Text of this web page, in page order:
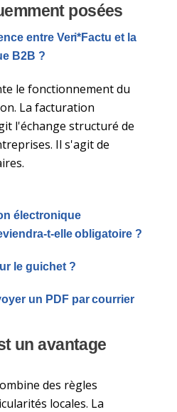
posées
entre Veri*Factu et la
B2B ?
le fonctionnement du
La facturation
l'échange structuré de
Il s'agit de
électronique
t-elle obligatoire ?
le guichet ?
un PDF par courrier
un avantage
des règles
locales. La